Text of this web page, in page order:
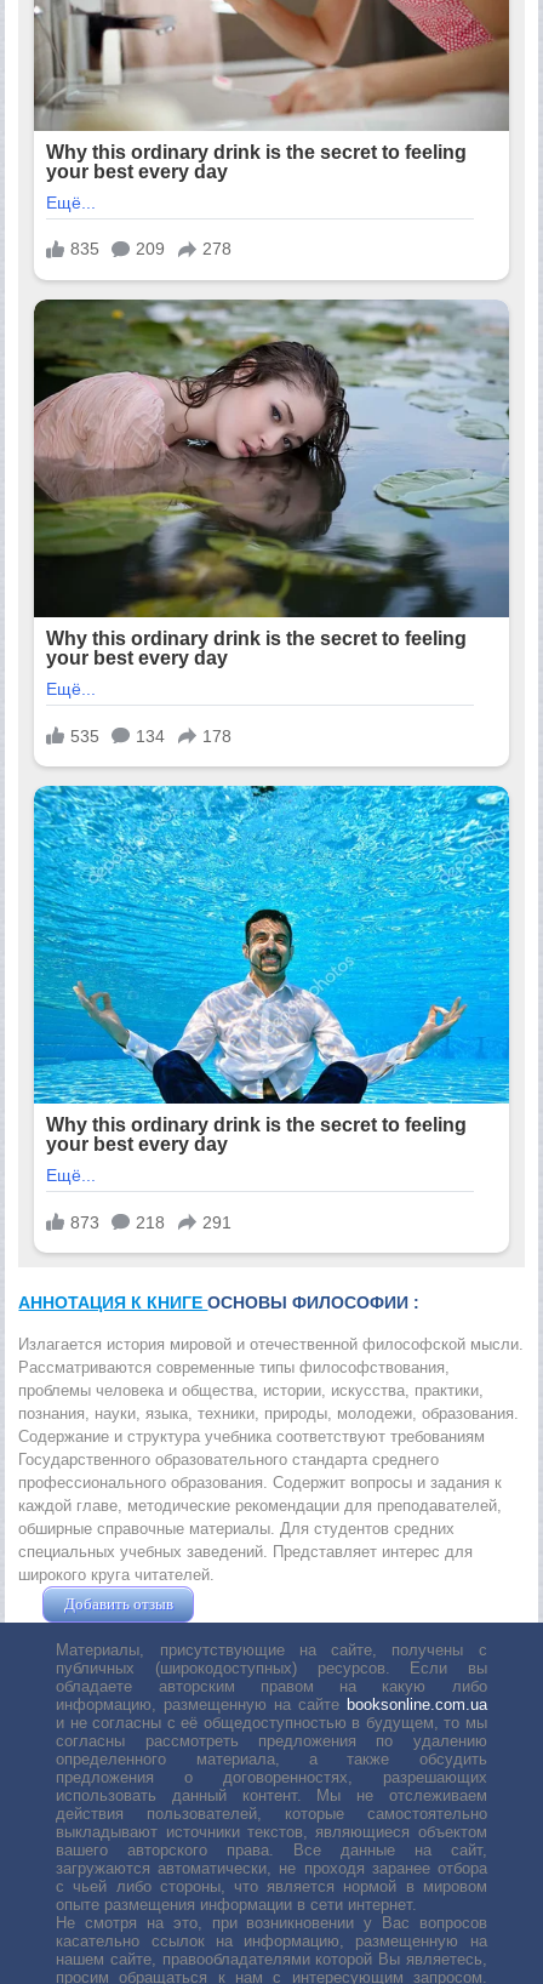
АННОТАЦИЯ К КНИГЕОСНОВЫ ФИЛОСОФИИ :
Излагается история мировой и отечественной философской мысли.
Рассматриваются современные типы философствования,
проблемы человека и общества, истории, искусства, практики,
познания, науки, языка, техники, природы, молодежи, образования.
Содержание и структура учебника соответствуют требованиям
Государственного образовательного стандарта среднего
профессионального образования. Содержит вопросы и задания к
каждой главе, методические рекомендации для преподавателей,
обширные справочные материалы. Для студентов средних
специальных учебных заведений. Представляет интерес для
широкого круга читателей.
Добавить отзыв
Материалы, присутствующие на сайте, получены с
публичных (широкодоступных) ресурсов. Если вы
обладаете авторским правом на какую либо
информацию, размещенную на сайте booksonline.com.ua
и не согласны с её общедоступностью в будущем, то мы
согласны рассмотреть предложения по удалению
определенного материала, а также обсудить
предложения о договоренностях, разрешающих
использовать данный контент. Мы не отслеживаем
действия пользователей, которые самостоятельно
выкладывают источники текстов, являющиеся объектом
вашего авторского права. Все данные на сайт,
загружаются автоматически, не проходя заранее отбора
с чьей либо стороны, что является нормой в мировом
опыте размещения информации в сети интернет.
Не смотря на это, при возникновении у Вас вопросов
касательно ссылок на информацию, размещенную на
нашем сайте, правообладателями которой Вы являетесь,
просим обращаться к нам с интересующим запросом.